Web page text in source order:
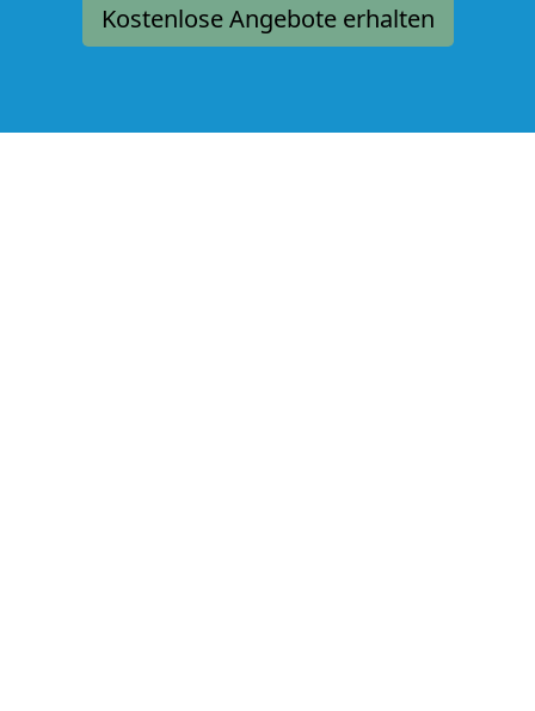
Kostenlose Angebote erhalten